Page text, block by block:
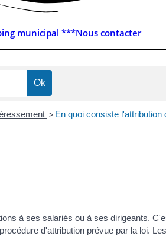
municipal ***Nous contacter
> En quoi consiste l'attribution
à ses salariés ou à ses dirigeants.
d'attribution prévue par la loi.